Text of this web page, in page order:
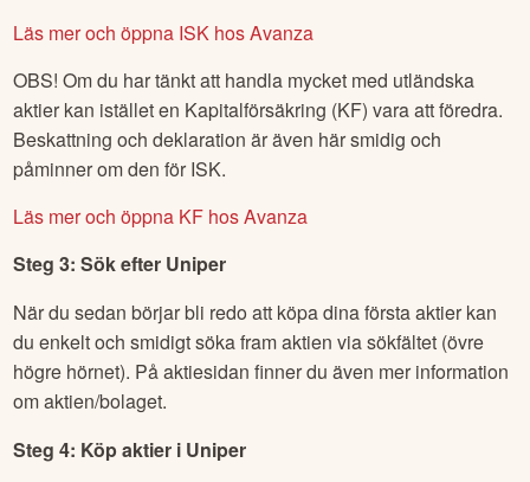
Läs mer och öppna ISK hos Avanza
OBS! Om du har tänkt att handla mycket med utländska
aktier kan istället en Kapitalförsäkring (KF) vara att föredra.
Beskattning och deklaration är även här smidig och
påminner om den för ISK.
Läs mer och öppna KF hos Avanza
Steg 3: Sök efter Uniper
När du sedan börjar bli redo att köpa dina första aktier kan
du enkelt och smidigt söka fram aktien via sökfältet (övre
högre hörnet). På aktiesidan finner du även mer information
om aktien/bolaget.
Steg 4: Köp aktier i Uniper